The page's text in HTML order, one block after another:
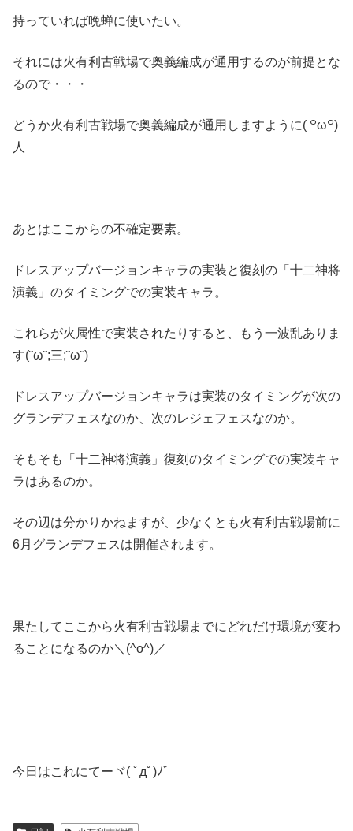
持っていれば晩蝉に使いたい。
それには火有利古戦場で奥義編成が通用するのが前提とな
るので・・・
どうか火有利古戦場で奥義編成が通用しますように( ꒪ω꒪)
人
あとはここからの不確定要素。
ドレスアップバージョンキャラの実装と復刻の「十二神将
演義」のタイミングでの実装キャラ。
これらが火属性で実装されたりすると、もう一波乱ありま
す(˘ω˘;三;˘ω˘)
ドレスアップバージョンキャラは実装のタイミングが次の
グランデフェスなのか、次のレジェフェスなのか。
そもそも「十二神将演義」復刻のタイミングでの実装キャ
ラはあるのか。
その辺は分かりかねますが、少なくとも火有利古戦場前に
6月グランデフェスは開催されます。
果たしてここから火有利古戦場までにどれだけ環境が変わ
ることになるのか＼(^o^)／
今日はこれにてーヾ( ﾟдﾟ)ﾉ゛